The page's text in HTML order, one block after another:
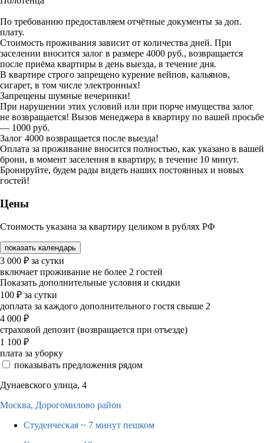
По требованию предоставляем отчётные документы за доп.
плату.
Стоимость проживания зависит от количества дней. При
заселении вносится залог в размере 4000 руб., возвращается
после приёма квартиры в день выезда, в течение дня.
В квартире строго запрещено курение вейпов, кальянов,
сигарет, в том числе электронных!
Запрещены шумные вечеринки!
При нарушении этих условий или при порче имущества залог
не возвращается! Вызов менеджера в квартиру по вашей просьбе
— 1000 руб.
Залог 4000 возвращается после выезда!
Оплата за проживание вносится полностью, как указано в вашей
брони, в момент заселения в квартиру, в течение 10 минут.
Бронируйте, будем рады видеть наших постоянных и новых
гостей!
Цены
Стоимость указана за квартиру целиком в рублях РФ
показать календарь
3 000 ₽ за сутки
включает проживание не более 2 гостей
Показать дополнительные условия и скидки
100 ₽ за сутки
доплата за каждого дополнительного гостя свыше 2
4 000 ₽
страховой депозит (возвращается при отъезде)
1 100 ₽
плата за уборку
показывать предложения рядом
Дунаевского улица, 4
Москва, Дорогомилово район
Студенческая ~ 7 минут пешком